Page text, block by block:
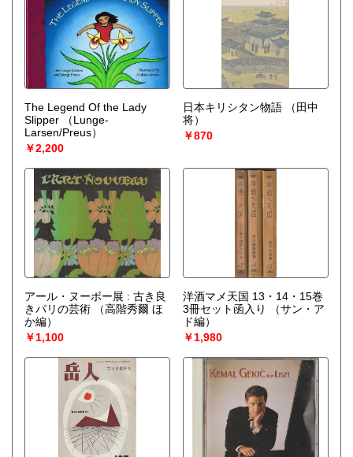
The Legend Of the Lady
Slipper
（Lunge-
Larsen/Preus）
￥2,200
日本キリシタン物語
（田中
将）
￥870
アール・ヌーボー展 : 古き良
きパリの芸術
（高階秀爾 ほ
か編）
￥1,100
洋酒マメ天国 13・14・15巻
3冊セット函入り
（サン・ア
ド編）
￥1,980